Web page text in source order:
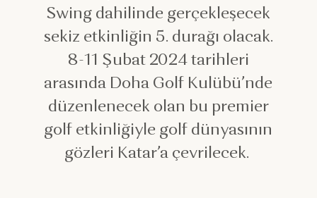
Swing dahilinde gerçekleşecek
sekiz etkinliğin 5. durağı olacak.
8-11 Şubat 2024 tarihleri
arasında Doha Golf Kulübü’nde
düzenlenecek olan bu premier
golf etkinliğiyle golf dünyasının
gözleri Katar’a çevrilecek.